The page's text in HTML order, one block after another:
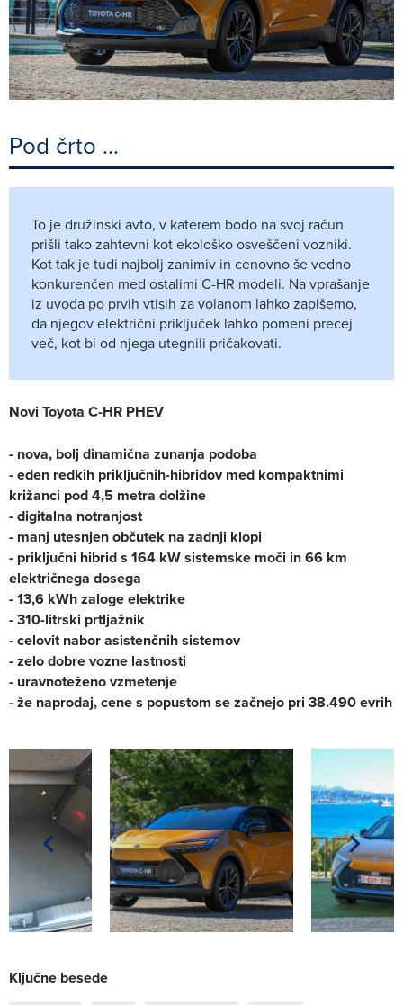
Pod črto …
To je družinski avto, v katerem bodo na svoj račun
prišli tako zahtevni kot ekološko osveščeni vozniki.
Kot tak je tudi najbolj zanimiv in cenovno še vedno
konkurenčen med ostalimi C-HR modeli. Na vprašanje
iz uvoda po prvih vtisih za volanom lahko zapišemo,
da njegov električni priključek lahko pomeni precej
več, kot bi od njega utegnili pričakovati.
Novi Toyota C-HR PHEV
- nova, bolj dinamična zunanja podoba
- eden redkih priključnih-hibridov med kompaktnimi
križanci pod 4,5 metra dolžine
- digitalna notranjost
- manj utesnjen občutek na zadnji klopi
- priključni hibrid s 164 kW sistemske moči in 66 km
električnega dosega
- 13,6 kWh zaloge elektrike
- 310-litrski prtljažnik
- celovit nabor asistenčnih sistemov
- zelo dobre vozne lastnosti
- uravnoteženo vzmetenje
- že naprodaj, cene s popustom se začnejo pri 38.490 evrih
Ključne besede